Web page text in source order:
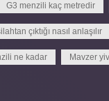
G3 menzili kaç metredir
çıktığı nasıl anlaşılır
ne kadar Mavzer